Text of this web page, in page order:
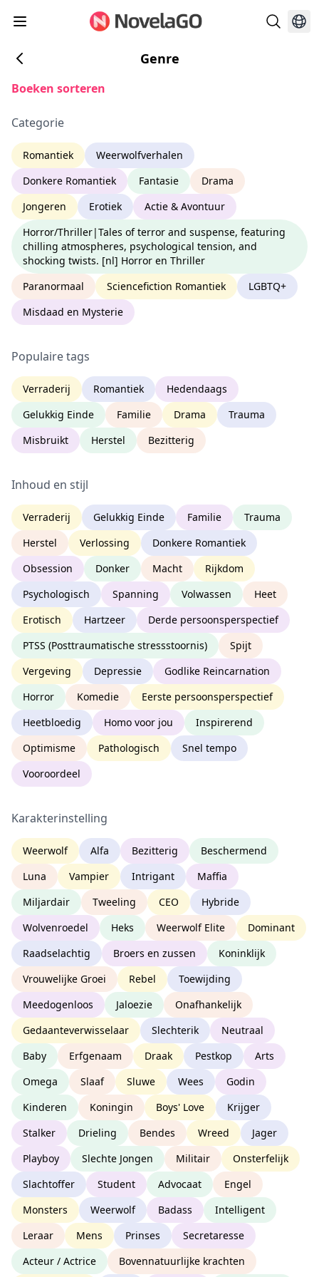
Genre
Boeken sorteren
Categorie
Romantiek
Weerwolfverhalen
Donkere Romantiek
Fantasie
Drama
Jongeren
Erotiek
Actie & Avontuur
Horror/Thriller|Tales of terror and suspense, featuring
chilling atmospheres, psychological tension, and
shocking twists. [nl] Horror en Thriller
Paranormaal
Sciencefiction Romantiek
LGBTQ+
Misdaad en Mysterie
Populaire tags
Verraderij Romantiek
Hedendaags
Gelukkig Einde
Familie Drama
Trauma
Misbruikt
Herstel Bezitterig
Inhoud en stijl
Verraderij Gelukkig Einde Familie
Trauma
Herstel
Verlossing
Donkere Romantiek
Obsession
Donker Macht
Rijkdom
Psychologisch
Spanning Volwassen
Heet
Erotisch
Hartzeer
Derde persoonsperspectief
PTSS (Posttraumatische stressstoornis)
Spijt
Vergeving
Depressie
Godlike Reincarnation
Horror
Komedie
Eerste persoonsperspectief
Heetbloedig
Homo voor jou
Inspirerend
Optimisme
Pathologisch
Snel tempo
Vooroordeel
Karakterinstelling
Weerwolf Alfa Bezitterig
Beschermend
Luna
Vampier Intrigant
Maffia
Miljardair
Tweeling CEO
Hybride
Wolvenroedel
Heks Weerwolf Elite
Dominant
Raadselachtig
Broers en zussen
Koninklijk
Vrouwelijke Groei
Rebel
Toewijding
Meedogenloos
Jaloezie
Onafhankelijk
Gedaanteverwisselaar
Slechterik
Neutraal
Baby
Erfgenaam Draak Pestkop
Arts
Omega
Slaaf Sluwe Wees
Godin
Kinderen
Koningin Boys' Love
Krijger
Stalker
Drieling Bendes Wreed
Jager
Playboy
Slechte Jongen Militair
Onsterfelijk
Slachtoffer
Student Advocaat
Engel
Monsters
Weerwolf Badass
Intelligent
Leraar
Mens Prinses
Secretaresse
Acteur / Actrice
Bovennatuurlijke krachten